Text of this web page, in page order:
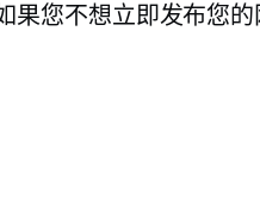
果您不想立即发布您